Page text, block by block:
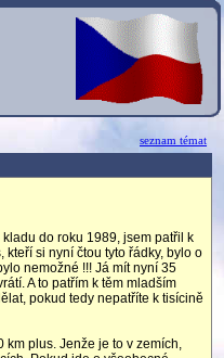
seznam témat
do roku 1989, jsem patřil k
si nyní čtou tyto řádky, bylo o
nemožné !!! Já mít nyní 35
A to patřím k těm mladším
pokud tedy nepatříte k tisícině
plus. Jenže je to v zemích,